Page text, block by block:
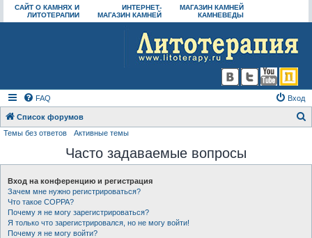
САЙТ О КАМНЯХ И
ЛИТОТЕРАПИИ
ИНТЕРНЕТ-
МАГАЗИН КАМНЕЙ
МАГАЗИН КАМНЕЙ
КАМНЕВЕДЫ
FAQ Вход
Список форумов
с
Темы без ответов Активные темы
Часто задаваемые вопросы
Вход на конференцию и регистрация
Зачем мне нужно регистрироваться?
Что такое COPPA?
Почему я не могу зарегистрироваться?
Я только что зарегистрировался, но не могу войти!
Почему я не могу войти?